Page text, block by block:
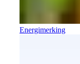
Energimerking